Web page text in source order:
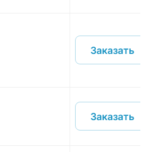
Заказать
Заказать